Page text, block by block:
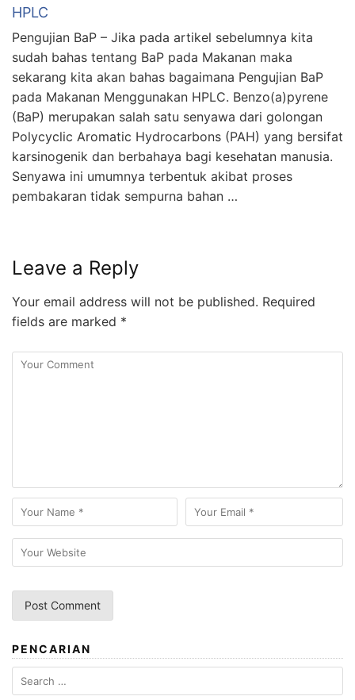
HPLC
Pengujian BaP – Jika pada artikel sebelumnya kita
sudah bahas tentang BaP pada Makanan maka
sekarang kita akan bahas bagaimana Pengujian BaP
pada Makanan Menggunakan HPLC. Benzo(a)pyrene
(BaP) merupakan salah satu senyawa dari golongan
Polycyclic Aromatic Hydrocarbons (PAH) yang bersifat
karsinogenik dan berbahaya bagi kesehatan manusia.
Senyawa ini umumnya terbentuk akibat proses
pembakaran tidak sempurna bahan …
Leave a Reply
Your email address will not be published. Required
fields are marked *
PENCARIAN
Search
for: